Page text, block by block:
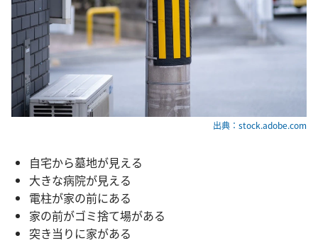
出典：stock.adobe.com
自宅から墓地が見える
大きな病院が見える
電柱が家の前にある
家の前がゴミ捨て場がある
突き当りに家がある